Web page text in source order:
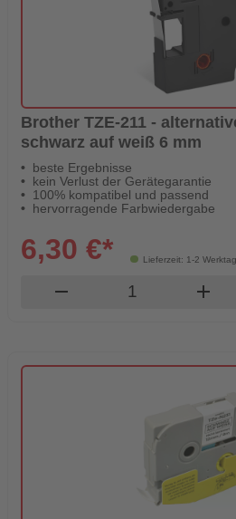
Brother TZE-211 -
schwarz auf weiß 6 mm
beste Ergebnisse
kein Verlust der Gerätegarantie
100% kompatibel und passend
hervorragende Farbwiedergabe
Lieferzeit: 1-2
6,30 €*
remove Produkt add